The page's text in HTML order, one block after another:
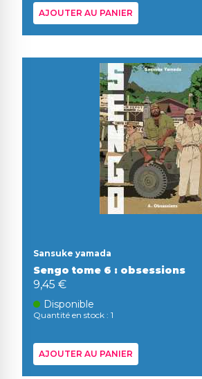
AJOUTER AU PANIER
Sansuke yamada
Sengo tome 6 : obsessions
9,45 €
Disponible
Quantité en stock : 1
AJOUTER AU PANIER